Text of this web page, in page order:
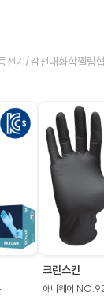
전기/감전내화학찔림
크린스킨
애니웨어